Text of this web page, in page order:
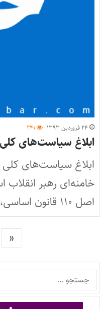
۲۴ فروردین ۱۳۹۳ ۲۴۱
ابلاغ سیاست‌های
ابلاغ سیاست‌های
خامنه‌ای رهبر
اصل ۱۱۰ قانون اساسی،…
«